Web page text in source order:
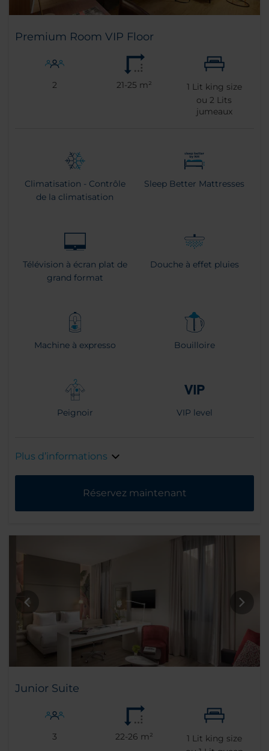
Premium Room VIP Floor
2 21-25 m² 1 Lit king size
ou2 Lits
jumeaux
Climatisation - Contrôle
de la climatisation
Sleep Better Mattresses
Télévision à écran plat de
grand format
Douche à effet pluies
Machine à expresso Bouilloire
Peignoir VIP level
Plus d’informations
Réservez maintenant
Junior Suite
3 22-26 m² 1 Lit king size